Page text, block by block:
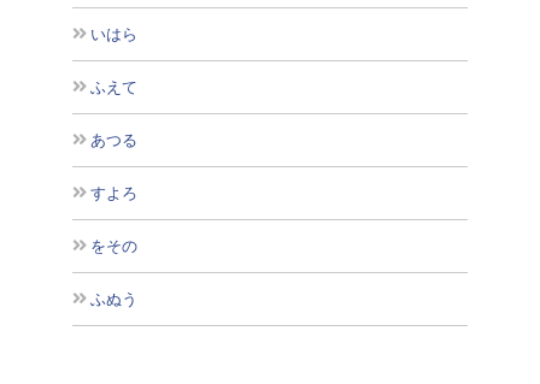
いはら
ふえて
あつる
すよろ
をその
ふぬう